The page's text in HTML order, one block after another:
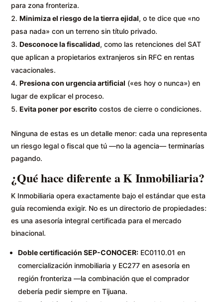
para zona fronteriza.
Minimiza el riesgo de la tierra ejidal, o te dice que «no
pasa nada» con un terreno sin título privado.
Desconoce la fiscalidad, como las retenciones del SAT
que aplican a propietarios extranjeros sin RFC en rentas
vacacionales.
Presiona con urgencia artificial («es hoy o nunca») en
lugar de explicar el proceso.
Evita poner por escrito costos de cierre o condiciones.
Ninguna de estas es un detalle menor: cada una representa
un riesgo legal o fiscal que tú —no la agencia— terminarías
pagando.
¿Qué hace diferente a K Inmobiliaria?
K Inmobiliaria opera exactamente bajo el estándar que esta
guía recomienda exigir. No es un directorio de propiedades:
es una asesoría integral certificada para el mercado
binacional.
Doble certificación SEP-CONOCER: EC0110.01 en
comercialización inmobiliaria y EC277 en asesoría en
región fronteriza —la combinación que el comprador
debería pedir siempre en Tijuana.